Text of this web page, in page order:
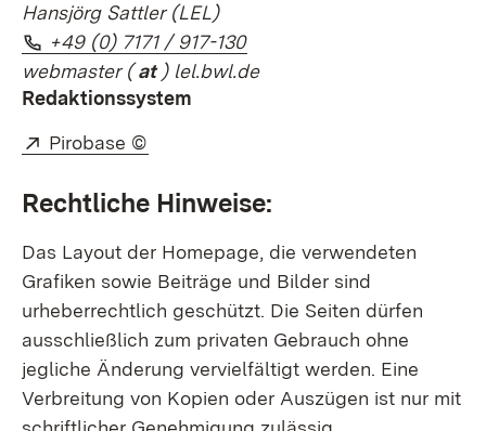
Hansjörg Sattler (LEL)
Telefon:
+49 (0) 7171 / 917-130(Öffnet in neuem Fenster)
webmaster(at) lel.bwl.de
Redaktionssystem
Extern:
Pirobase ©
Rechtliche Hinweise:
Das Layout der Homepage, die verwendeten
Grafiken sowie Beiträge und Bilder sind
urheberrechtlich geschützt. Die Seiten dürfen
ausschließlich zum privaten Gebrauch ohne
jegliche Änderung vervielfältigt werden. Eine
Verbreitung von Kopien oder Auszügen ist nur mit